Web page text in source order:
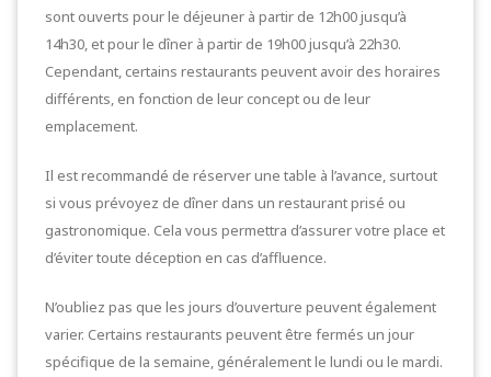
sont ouverts pour le déjeuner à partir de 12h00 jusqu’à
14h30, et pour le dîner à partir de 19h00 jusqu’à 22h30.
Cependant, certains restaurants peuvent avoir des horaires
différents, en fonction de leur concept ou de leur
emplacement.
Il est recommandé de réserver une table à l’avance, surtout
si vous prévoyez de dîner dans un restaurant prisé ou
gastronomique. Cela vous permettra d’assurer votre place et
d’éviter toute déception en cas d’affluence.
N’oubliez pas que les jours d’ouverture peuvent également
varier. Certains restaurants peuvent être fermés un jour
spécifique de la semaine, généralement le lundi ou le mardi.